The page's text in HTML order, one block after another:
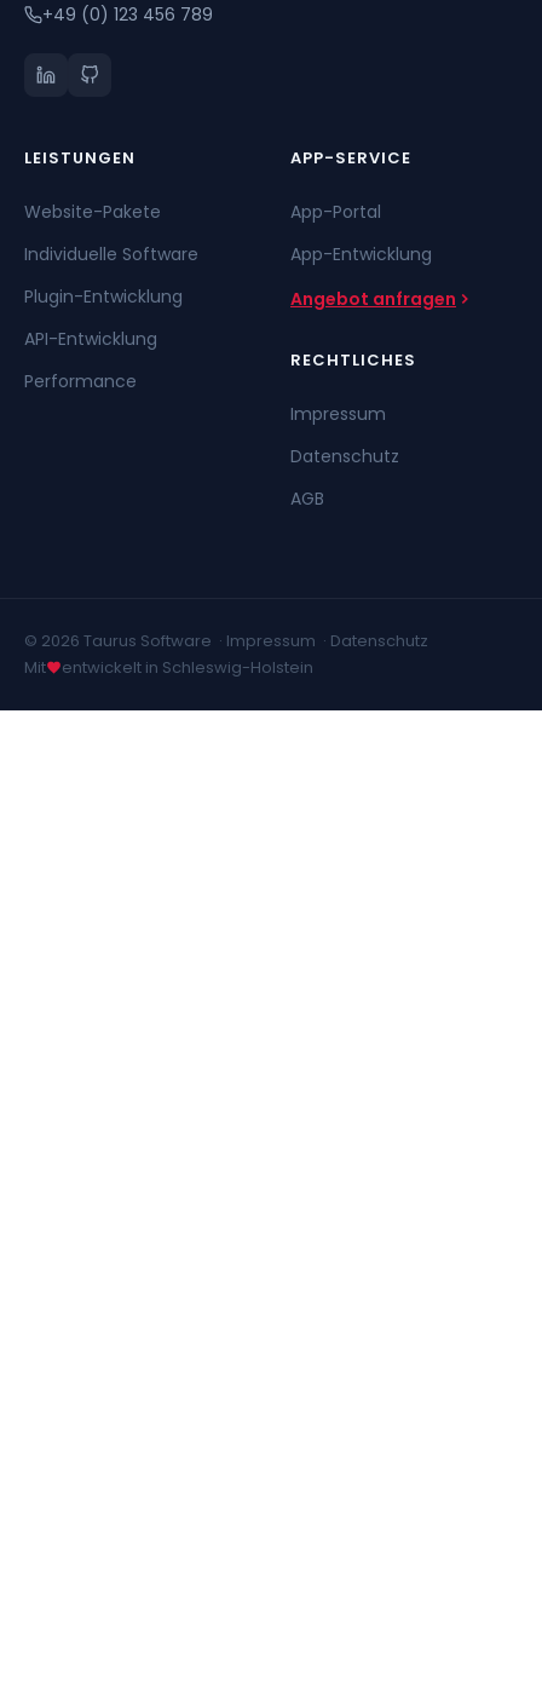
+49 (0) 123 456 789
LEISTUNGEN
Website-Pakete
Individuelle Software
Plugin-Entwicklung
API-Entwicklung
Performance
APP-SERVICE
App-Portal
App-Entwicklung
Angebot anfragen
RECHTLICHES
Impressum
Datenschutz
AGB
© 2026 Taurus Software · Impressum · Datenschutz
Mit
entwickelt in Schleswig-Holstein